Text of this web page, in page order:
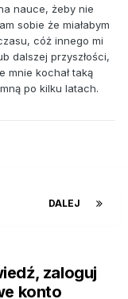
nauce, żeby nie
sobie że miałabym
cóż innego mi
dalszej przyszłości,
mnie kochał taką
po kilku latach.
DALEJ
zaloguj
konto